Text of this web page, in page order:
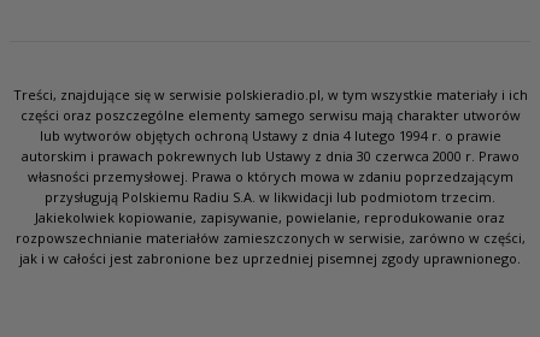
Treści, znajdujące się w serwisie polskieradio.pl, w tym wszystkie materiały i ich
części oraz poszczególne elementy samego serwisu mają charakter utworów
lub wytworów objętych ochroną Ustawy z dnia 4 lutego 1994 r. o prawie
autorskim i prawach pokrewnych lub Ustawy z dnia 30 czerwca 2000 r. Prawo
własności przemysłowej. Prawa o których mowa w zdaniu poprzedzającym
przysługują Polskiemu Radiu S.A. w likwidacji lub podmiotom trzecim.
Jakiekolwiek kopiowanie, zapisywanie, powielanie, reprodukowanie oraz
rozpowszechnianie materiałów zamieszczonych w serwisie, zarówno w części,
jak i w całości jest zabronione bez uprzedniej pisemnej zgody uprawnionego.